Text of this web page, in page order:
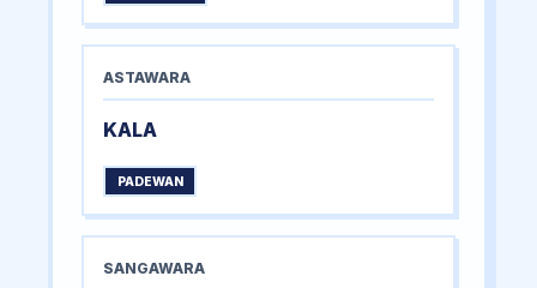
ASTAWARA
KALA
PADEWAN
SANGAWARA